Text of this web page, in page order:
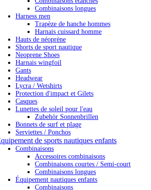
Combinaisons longues
Harness men
Trapèze de hanche hommes
Harnais cuissard homme
Hauts de néoprène
Shorts de sport nautique
Neoprene Shoes
Harnais wingfoil
Gants
Headwear
Lycra / Wetshirts
Protection d'impact et Gilets
Casques
Lunettes de soleil pour l'eau
Zubehör Sonnenbrillen
Bonnets de surf et plage
Serviettes / Ponchos
de sports nautiques enfants
Combinaisons
Accessoires combinaisons
Combinaisons courtes / Semi-court
Combinaisons longues
Équipement nautiques enfants
Combinaisons